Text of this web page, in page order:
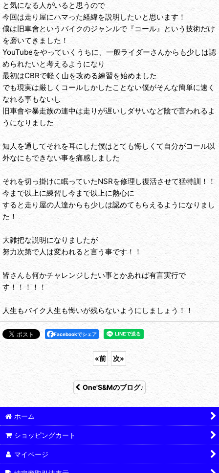
と気になる人がいると思うので
今回は走り屋にハマった経緯を説明したいと思います！
僕は旧車會というバイクのジャンルで『コール』という技術だけ
を磨いてきました！
YouTubeをやっていくうちに、一般ライダーさんからも少しは認
められたいと考えるようになり
最初はCBRで軽く山を攻める練習を始めました
でも現実は厳しくコールしかしたことない僕がそんな簡単に速く
なれる事もないし
旧車會や暴走族の連中は走りが遅いしダサいなど陰で言われるよ
うになりました
知人を通してそれを耳にした僕はとても悔しくて自分がコール以
外なにもできない事を痛感しました
それを切っ掛けに眠っていたNSRを修理し復活させて猛特訓！！
今まで以上に練習し今まで以上に熱心に
すると走り屋の人達からも少しは認めてもらえるようになりまし
た！
大雑把な説明になりましたが
努力次第で人は変われると言う事です！！
皆さんも何かチャレンジしたい事とかあれば有言実行で
す！！！！！
人生もバイク人生も悔いが残らないようにしましょう！！
Facebookでシェア
«前 次»
One'S&Mのブログ♪
ホーム
ショッピングカート
マイページ